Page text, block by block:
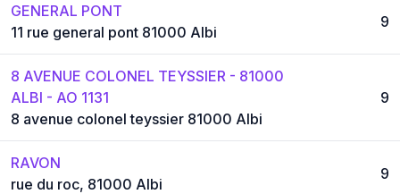
GENERAL PONT
11 rue general pont 81000 Albi
9
8 AVENUE COLONEL TEYSSIER - 81000
ALBI - AO 1131
8 avenue colonel teyssier 81000 Albi
9
RAVON
rue du roc, 81000 Albi
9